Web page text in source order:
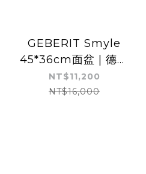
GEBERIT Smyle
45*36cm面盆 | 德國
原裝進口 | 德國抗污認
證 | 可壁掛
NT$11,200
NT$16,000